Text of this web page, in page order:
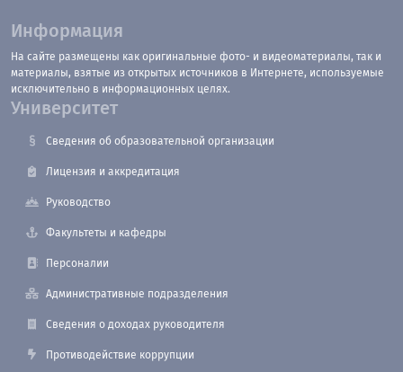
Информация
На сайте размещены как оригинальные фото- и видеоматериалы, так и
материалы, взятые из открытых источников в Интернете, используемые
исключительно в информационных целях.
Университет
Сведения об образовательной организации
Лицензия и аккредитация
Руководство
Факультеты и кафедры
Персоналии
Административные подразделения
Сведения о доходах руководителя
Противодействие коррупции